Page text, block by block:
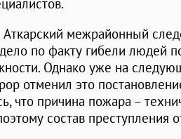
межрайонный
по факту гибели людей
Однако уже на
отменил это
что причина пожара –
состав преступления